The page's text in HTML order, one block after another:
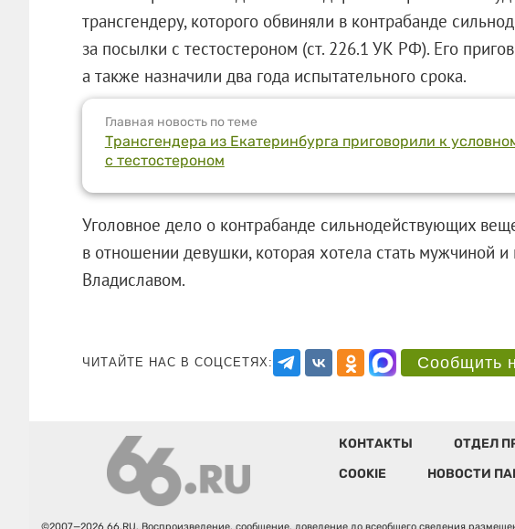
трансгендеру, которого обвиняли в контрабанде
за посылки с тестостероном (ст. 226.1 УК РФ). Его
а также назначили два года испытательного срока.
Главная новость по теме
Трансгендера из Екатеринбурга приговорили к
с тестостероном
Уголовное дело о контрабанде сильнодействующих
в отношении девушки, которая хотела стать мужчиной и
Владиславом.
ЧИТАЙТЕ НАС В СОЦСЕТЯХ: Сообщить
КОНТАКТЫ ОТДЕЛ
COOKIE
НОВОСТИ